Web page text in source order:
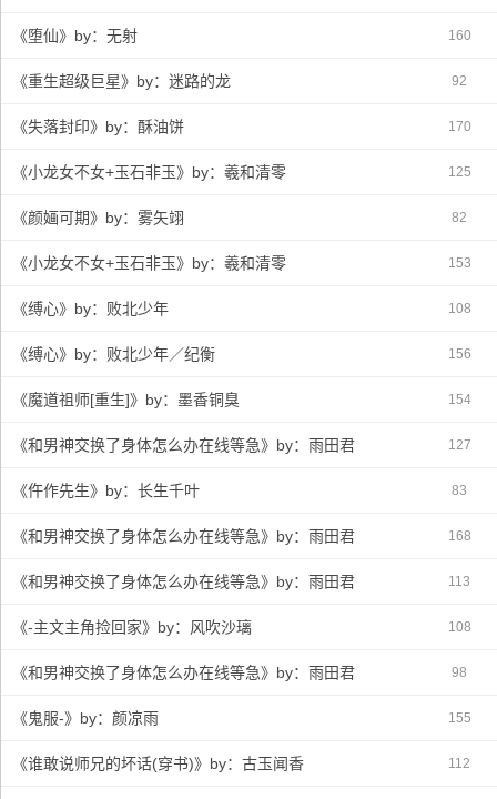
《堕仙》by：无射 160
《重生超级巨星》by：迷路的龙 92
《失落封印》by：酥油饼 170
《小龙女不女+玉石非玉》by：羲和清零 125
《颜婳可期》by：雾矢翊 82
《小龙女不女+玉石非玉》by：羲和清零 153
《缚心》by：败北少年 108
《缚心》by：败北少年／纪衡 156
《魔道祖师[重生]》by：墨香铜臭 154
《和男神交换了身体怎么办在线等急》by：雨田君 127
《仵作先生》by：长生千叶 83
《和男神交换了身体怎么办在线等急》by：雨田君 168
《和男神交换了身体怎么办在线等急》by：雨田君 113
《-主文主角捡回家》by：风吹沙璃 108
《和男神交换了身体怎么办在线等急》by：雨田君 98
《鬼服-》by：颜凉雨 155
《谁敢说师兄的坏话(穿书)》by：古玉闻香 112